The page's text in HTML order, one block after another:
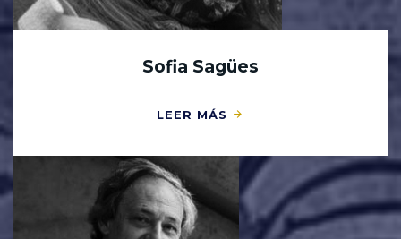
Sofia Sagües
LEER MÁS